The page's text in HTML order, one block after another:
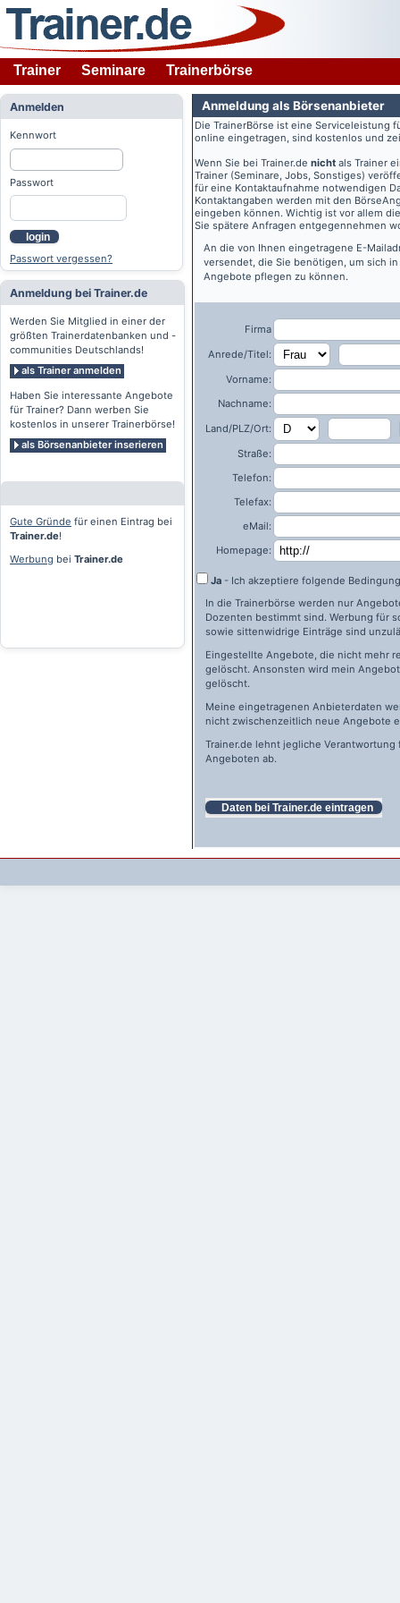
Trainer Seminare Trainerbörse
Anmelden
Kennwort
Passwort
login
Passwort vergessen?
Anmeldung bei Trainer.de
Werden Sie Mitglied in einer der
größten Trainerdatenbanken und -
communities Deutschlands!
als Trainer anmelden
Haben Sie interessante Angebote
für Trainer? Dann werben Sie
kostenlos in unserer Trainerbörse!
als Börsenanbieter inserieren
Gute Gründe für einen Eintrag bei
Trainer.de!
Werbung bei Trainer.de
Anmeldung als Börsenanbieter
Die TrainerBörse ist eine Serviceleistung
online eingetragen, sind kostenlos und
Wenn Sie bei Trainer.de nicht als Trainer
Trainer (Seminare, Jobs, Sonstiges)
für eine Kontaktaufnahme notwendigen
Kontaktangaben werden mit den
eingeben können. Wichtig ist vor allem
Sie spätere Anfragen entgegennehmen
An die von Ihnen eingetragene E-
versendet, die Sie benötigen, um sich
Angebote pflegen zu können.
Firma
Anrede/Titel:
Vorname:
Nachname:
Land/PLZ/Ort:
Straße:
Telefon:
Telefax:
eMail:
Homepage:
Ja - Ich akzeptiere folgende
In die Trainerbörse werden nur
Dozenten bestimmt sind. Werbung für
sowie sittenwidrige Einträge sind
Eingestellte Angebote, die nicht mehr
gelöscht. Ansonsten wird mein
gelöscht.
Meine eingetragenen Anbieterdaten
nicht zwischenzeitlich neue Angebote
Trainer.de lehnt jegliche
Angeboten ab.
Daten bei Trainer.de eintragen